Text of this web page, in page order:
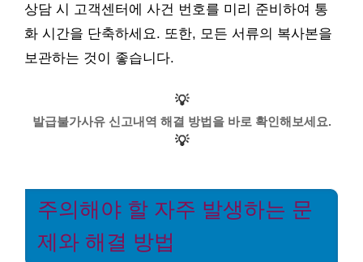
상담 시 고객센터에 사건 번호를 미리 준비하여 통
화 시간을 단축하세요. 또한, 모든 서류의 복사본을
보관하는 것이 좋습니다.
💡
발급불가사유 신고내역 해결 방법을 바로 확인해보세요.
💡
주의해야 할 자주 발생하는 문
제와 해결 방법